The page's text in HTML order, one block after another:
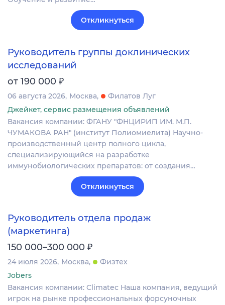
Откликнуться
Руководитель группы доклинических
исследований
от 190 000 ₽
06 августа 2026 Москва
Филатов Луг
Джейкет, сервис размещения объявлений
Вакансия компании: ФГАНУ "ФНЦИРИП ИМ. М.П.
ЧУМАКОВА РАН" (институт Полиомиелита) Научно-
производственный центр полного цикла,
специализирующийся на разработке
иммунобиологических препаратов: от создания…
Откликнуться
Руководитель отдела продаж
(маркетинга)
150 000–300 000 ₽
24 июля 2026 Москва
Физтех
Jobers
Вакансия компании: Climatec Наша компания, ведущий
игрок на рынке профессиональных форсуночных